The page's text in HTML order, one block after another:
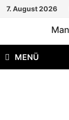
Zum
7. August 2026
MENÜ